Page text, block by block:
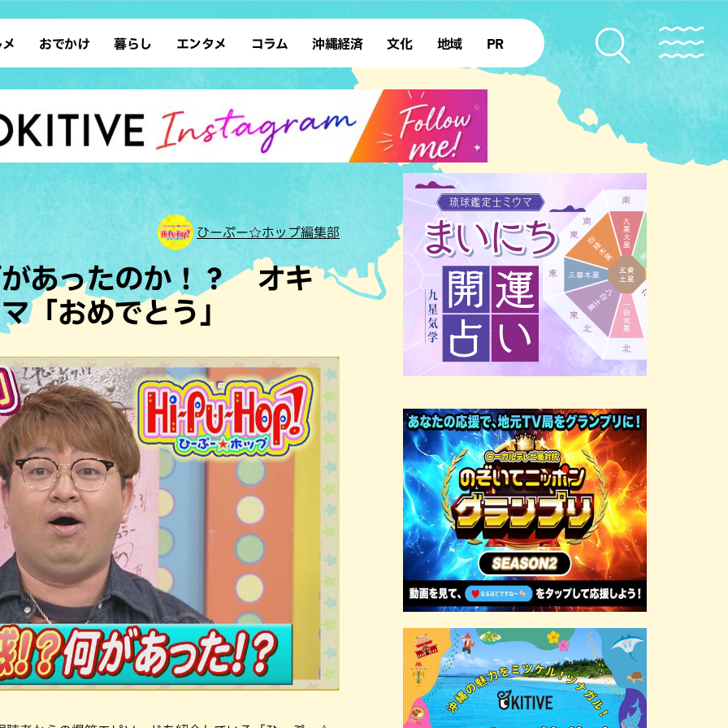
ン 沖縄そば
ウト カフェ
和食・日本料理
アジア・エスニック
イタリアン
フレンチ
・焼肉 焼鳥・串料理
肉料理 居酒屋・バー
イキング
カレー
ガー タコス・タコライス
おでかけ
デート ドライブ
散歩 ソロ活
レジャー アート
ホテル
サウナ 公園
沖縄の海
暮らし
レシピ SDGs
ファッション ローカルニュース
沖縄移住 沖縄旧暦行事
エンタメ
スポーツ 占い
タレント・芸人 テレビ
コラム 沖縄経済 文化
復帰50年
地域
本島北部
本島南部 先島諸島
北部離島
PR
ひーぷー☆ホップ編集部
あったのか！？ オキ
「おめでとう」